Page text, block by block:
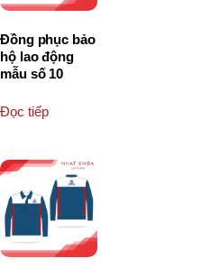
Đồng phục bảo
hộ lao động
mẫu số 10
Đọc tiếp